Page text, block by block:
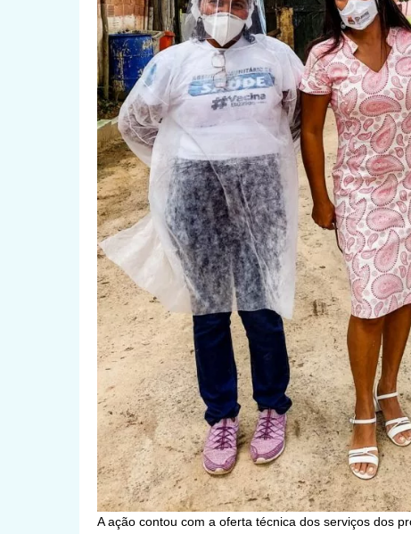
A ação contou com a oferta técnica dos serviços dos